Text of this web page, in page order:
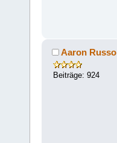
Aaron Russo
Beiträge: 924